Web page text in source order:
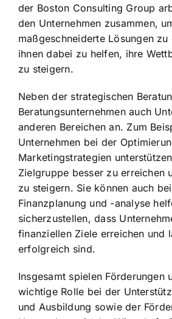
der Boston Consulting Group
den Unternehmen zusammen,
maßgeschneiderte Lösungen
ihnen dabei zu helfen, ihre
zu steigern.
Neben der strategischen
Beratungsunternehmen auch
anderen Bereichen an. Zum
Unternehmen bei der
Marketingstrategien
Zielgruppe besser zu erreichen
zu steigern. Sie können auch
Finanzplanung und -analyse
sicherzustellen, dass
finanziellen Ziele erreichen und
erfolgreich sind.
Insgesamt spielen Förderungen
wichtige Rolle bei der
und Ausbildung sowie der